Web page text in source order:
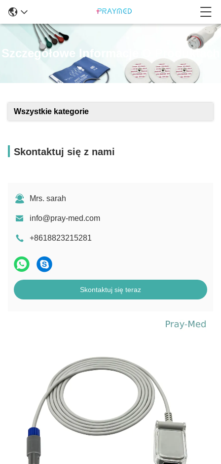
Szczegółowe Informacje O Produktach
Wszystkie kategorie
Skontaktuj się z nami
Mrs. sarah
info@pray-med.com
+8618823215281
Skontaktuj się teraz